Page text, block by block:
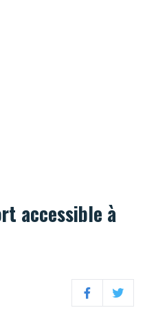
accessible à
FacebookTwitter